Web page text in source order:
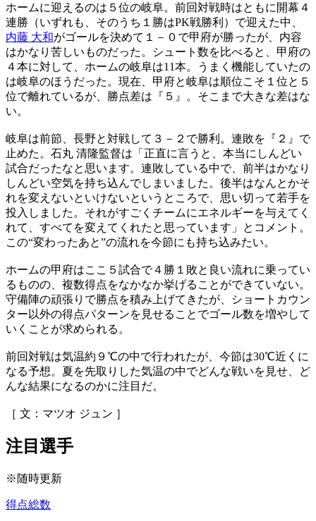
ホームに迎えるのは５位の岐阜。前回対戦時はともに開幕４
連勝（いずれも、そのうち１勝はPK戦勝利）で迎えた中、
内藤 大和がゴールを決めて１－０で甲府が勝ったが、内容
はかなり苦しいものだった。シュート数を比べると、甲府の
４本に対して、ホームの岐阜は11本。うまく機能していたの
は岐阜のほうだった。現在、甲府と岐阜は順位こそ１位と５
位で離れているが、勝点差は『５』。そこまで大きな差はな
い。
岐阜は前節、長野と対戦して３－２で勝利。連敗を『２』で
止めた。石丸 清隆監督は「正直に言うと、本当にしんどい
試合だったなと思います。連敗している中で、前半はかなり
しんどい空気を持ち込んでしまいました。後半はなんとかそ
れを変えないといけないというところで、思い切って若手を
投入しました。それがすごくチームにエネルギーを与えてく
れて、すべてを変えてくれたと思っています」とコメント。
この“変わったあと”の流れを今節にも持ち込みたい。
ホームの甲府はここ５試合で４勝１敗と良い流れに乗ってい
るものの、複数得点をなかなか挙げることができていない。
守備陣の頑張りで勝点を積み上げてきたが、ショートカウン
ター以外の得点パターンを見せることでゴール数を増やして
いくことが求められる。
前回対戦は気温約９℃の中で行われたが、今節は30℃近くに
なる予想。夏を先取りした気温の中でどんな戦いを見せ、ど
んな結果になるのかに注目だ。
［ 文：マツオ ジュン ］
注目選手
※随時更新
得点総数